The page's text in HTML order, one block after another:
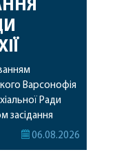
Варсонофія
Ради
засідання
членів Ради
06.08.2026